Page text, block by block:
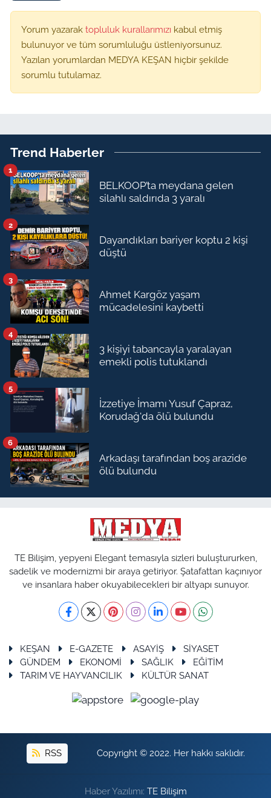
Yorum yazarak topluluk kurallarımızı kabul etmiş
bulunuyor ve tüm sorumluluğu üstleniyorsunuz.
Yazılan yorumlardan MEDYA KEŞAN hiçbir şekilde
sorumlu tutulamaz.
Trend Haberler
BELKOOP’ta meydana gelen
silahlı saldırıda 3 yaralı
1
Dayandıkları bariyer koptu 2 kişi
düştü
2
Ahmet Kargöz yaşam
mücadelesini kaybetti
3
3 kişiyi tabancayla yaralayan
emekli polis tutuklandı
4
İzzetiye İmamı Yusuf Çapraz,
Korudağ'da ölü bulundu
5
Arkadaşı tarafından boş arazide
ölü bulundu
6
TE Bilişim, yepyeni Elegant temasıyla sizleri buluştururken,
sadelik ve modernizmi bir araya getiriyor. Şatafattan kaçınıyor
ve insanlara haber okuyabilecekleri bir altyapı sunuyor.
KEŞAN E-GAZETE ASAYİŞ
SİYASET
GÜNDEM
EKONOMİ SAĞLIK
EĞİTİM
TARIM VE HAYVANCILIK
KÜLTÜR SANAT
RSS Copyright © 2022. Her hakkı saklıdır.
Haber Yazılımı: TE Bilişim